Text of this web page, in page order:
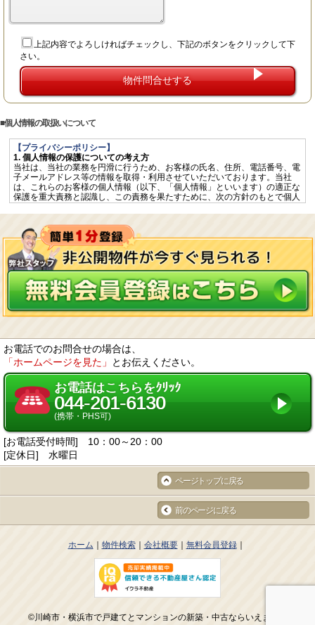
上記内容でよろしければチェックし、下記のボタンをクリックして下
さい。
個人情報の取扱いについて
【プライバシーポリシー】
1. 個人情報の保護についての考え方
当社は、当社の業務を円滑に行うため、お客様の氏名、住所、電話番号、電
子メールアドレス等の情報を取得・利用させていただいております。当社
は、これらのお客様の個人情報（以下、「個人情報」といいます）の適正な
保護を重大責務と認識し、この責務を果たすために、次の方針のもとで個人
個人情報に適用される「個人情報の保護に関する法律」その他の関係法令を
遵守するとともに、一般に公正妥当と認められる個人情報の取扱いに関する
慣行に準拠し、適切に取り扱います。
個人情報の取扱いに関する規程を明確にし、従業者へ周知徹底します。ま
た、取引先等に対しても適切に個人情報を取り扱うように要請します。
個人情報の取得に際しては、利用目的を特定して通知又は公表し、その利用
目的に従って個人情報を取り扱います。
個人情報の漏洩、紛失、改ざん等を防止するため、必要な対策を講じて適切
な管理を行います。
保有する個人情報について、お客様本人からの開示、訂正、削除、利用停止
の依頼を所定の窓口でお受けして、誠意をもって対応します。
いを外部に委託することがあります。委託する場合には、適正な取扱いを確
保するための契約締結、実施状況の点検などを行います。
3. 第三者への開示・提供
当社は、「2. 個人情報の預託」に記載した外部委託先への提供の場合及び以
下のいずれかに該当する場合を除き、個人情報を第三者へ開示又は提供しま
せん。
お客様ご本人の同意がある場合
統計的なデータなど本人を識別することができない状態で開示・提供する場
法令に基づき開示・提供を求められた場合
人の生命、身体又は財産の保護のために必要な場合であって、お客様の同意
を得ることが困難である場合
国又は地方公共団体等が公的な事務を実施するうえで、協力する必要がある
場合であって、お客様の同意を得ることにより当該事務の遂行に支障を及ぼ
次項4. に掲げる者に対して提供する場合
当社は、下記の会社との間で個人データを共同利用いたします。
共同して利用する者の範囲
当社グループ各社FC（フランチャイズ）事業における加盟企業各社
当社の保有個人データに関して、お客様ご自身の情報の開示をご希望される
場合には、お申し出いただいた方がご本人であることを確認した上で、合理
6. 訂正・削除等
お電話でのお問合せの場合は、
「ホームページを見た」
とお伝えください。
お電話はこちらをｸﾘｯｸ
044-201-6130
(携帯・PHS可)
[お電話受付時間] 10：00～20：00
[定休日] 水曜日
ページトップに戻る
前のページに戻る
ホーム 物件検索 会社概要 無料会員登録
©川崎市・横浜市で戸建てとマンションの新築・中古ならいえまるへ